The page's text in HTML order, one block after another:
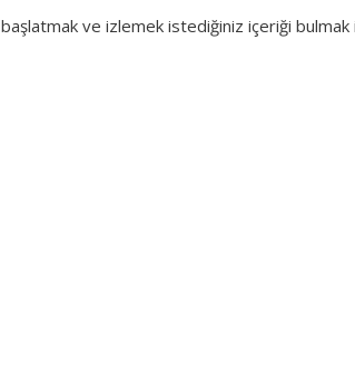
başlatmak ve izlemek istediğiniz içeriği bulmak